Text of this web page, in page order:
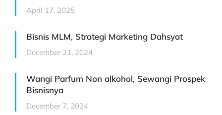
April 17, 2025
Bisnis MLM, Strategi Marketing Dahsyat
December 21, 2024
Wangi Parfum Non alkohol, Sewangi Prospek
Bisnisnya
December 7, 2024